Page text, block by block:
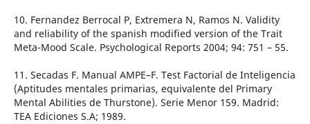
10. Fernandez Berrocal P, Extremera N, Ramos N. Validity
and reliability of the spanish modified version of the Trait
Meta-Mood Scale. Psychological Reports 2004; 94: 751 – 55.
11. Secadas F. Manual AMPE–F. Test Factorial de Inteligencia
(Aptitudes mentales primarias, equivalente del Primary
Mental Abilities de Thurstone). Serie Menor 159. Madrid:
TEA Ediciones S.A; 1989.